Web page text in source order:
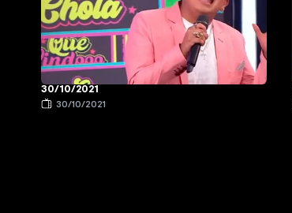
30/10/2021
30/10/2021